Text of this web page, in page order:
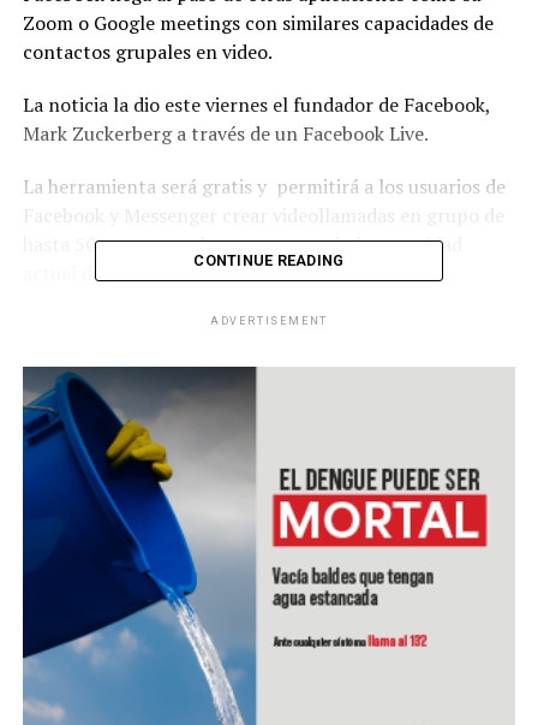
Zoom o Google meetings con similares capacidades de
contactos grupales en video.
La noticia la dio este viernes el fundador de Facebook,
Mark Zuckerberg a través de un Facebook Live.
La herramienta será gratis y permitirá a los usuarios de
Facebook y Messenger crear videollamadas en grupo de
hasta 50 personas a la vez, superando la capacidad
actual de la herramienta.
UP NEXT
Nueva Zelanda levanta confinamiento
DON'T MISS
Draft de la NFL con record de televidentes
CONTINUE READING
ADVERTISEMENT